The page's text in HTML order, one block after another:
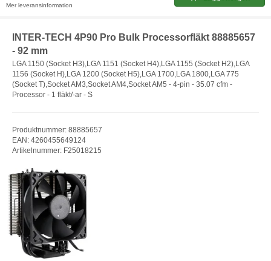
Mer leveransinformation
INTER-TECH 4P90 Pro Bulk Processorfläkt 88885657
- 92 mm
LGA 1150 (Socket H3),LGA 1151 (Socket H4),LGA 1155 (Socket H2),LGA
1156 (Socket H),LGA 1200 (Socket H5),LGA 1700,LGA 1800,LGA 775
(Socket T),Socket AM3,Socket AM4,Socket AM5 - 4-pin - 35.07 cfm -
Processor - 1 fläkt/-ar - S
Produktnummer: 88885657
EAN: 4260455649124
Artikelnummer: F25018215